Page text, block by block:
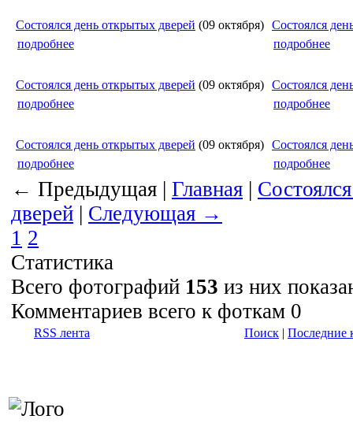
Состоялся день открытых дверей (09 октября)
подробнее
Состоялся
подробнее
Состоялся день открытых дверей (09 октября)
подробнее
Состоялся
подробнее
Состоялся день открытых дверей (09 октября)
подробнее
Состоялся
подробнее
← Предыдущая | Главная |
дверей | Следующая →
1 2
Статистика
Всего фотографий 153 из них
Комментариев всего к фоткам 0
RSS лента Поиск | Последние